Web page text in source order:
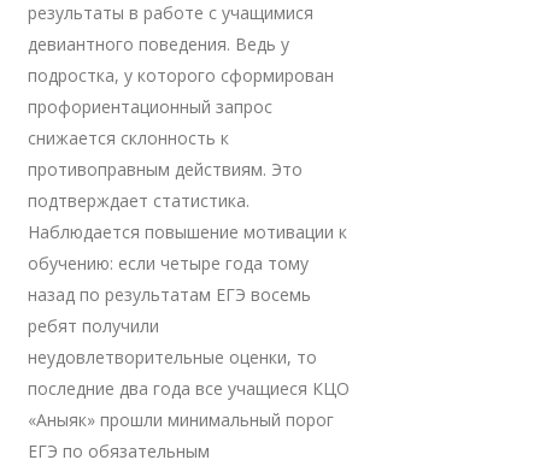
результаты в работе с учащимися
девиантного поведения. Ведь у
подростка, у которого сформирован
профориентационный запрос
снижается склонность к
противоправным действиям. Это
подтверждает статистика.
Наблюдается повышение мотивации к
обучению: если четыре года тому
назад по результатам ЕГЭ восемь
ребят получили
неудовлетворительные оценки, то
последние два года все учащиеся КЦО
«Аныяк» прошли минимальный порог
ЕГЭ по обязательным